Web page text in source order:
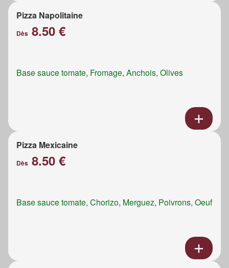
Pizza Napolitaine
Dès 8.50 €
Base sauce tomate, Fromage, Anchois, Olives
Pizza Mexicaine
Dès 8.50 €
Base sauce tomate, Chorizo, Merguez, Poivrons, Oeuf